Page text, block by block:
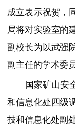
成立表示祝贺，
局将对实验室的
副校长为以武强
副主任的学术委
国家矿山安
和信息化处四级
技和信息化处副